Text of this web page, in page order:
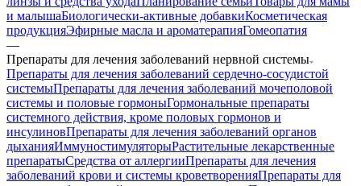
и малышаБиологически-активные добавкиКосметическая
продукцияЭфирные масла и ароматерапияГомеопатия
—
Препараты для лечения заболеваний нервной системы
Препараты для лечения заболеваний сердечно-сосудистой
системыПрепараты для лечения заболеваний мочеполовой
системы и половые гормоныГормональные препараты
системного действия, кроме половых гормонов и
инсулиновПрепараты для лечения заболеваний органов
дыханияИммуностимуляторыРастительные лекарственные
препаратыСредства от аллергииПрепараты для лечения
заболеваний крови и системы кроветворенияПрепараты для